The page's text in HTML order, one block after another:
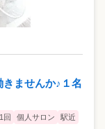
ませんか♪１名
回 個人サロン 駅近